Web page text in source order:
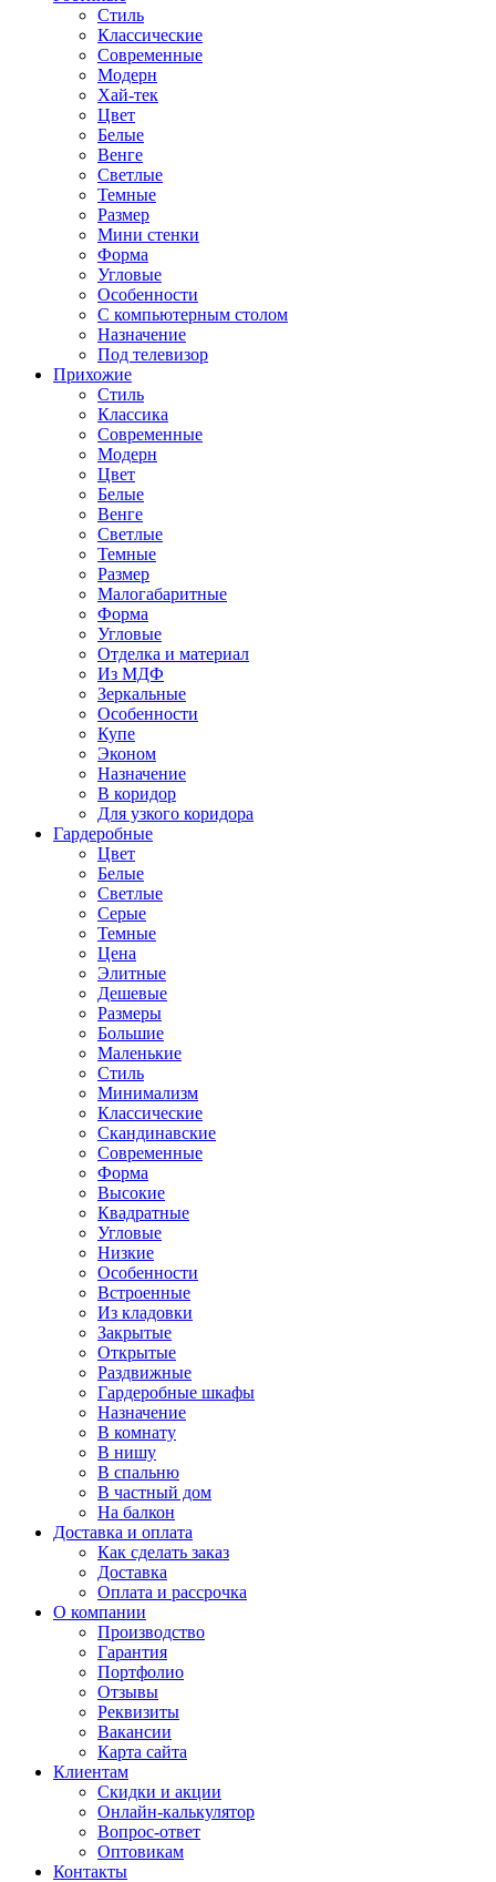
Стиль
Классические
Современные
Модерн
Хай-тек
Цвет
Белые
Венге
Светлые
Темные
Размер
Мини стенки
Форма
Угловые
Особенности
С компьютерным столом
Назначение
Под телевизор
Прихожие
Стиль
Классика
Современные
Модерн
Цвет
Белые
Венге
Светлые
Темные
Размер
Малогабаритные
Форма
Угловые
Отделка и материал
Из МДФ
Зеркальные
Особенности
Купе
Эконом
Назначение
В коридор
Для узкого коридора
Гардеробные
Цвет
Белые
Светлые
Серые
Темные
Цена
Элитные
Дешевые
Размеры
Большие
Маленькие
Стиль
Минимализм
Классические
Скандинавские
Современные
Форма
Высокие
Квадратные
Угловые
Низкие
Особенности
Встроенные
Из кладовки
Закрытые
Открытые
Раздвижные
Гардеробные шкафы
Назначение
В комнату
В нишу
В спальню
В частный дом
На балкон
Доставка и оплата
Как сделать заказ
Доставка
Оплата и рассрочка
О компании
Производство
Гарантия
Портфолио
Отзывы
Реквизиты
Вакансии
Карта сайта
Клиентам
Скидки и акции
Онлайн-калькулятор
Вопрос-ответ
Оптовикам
Контакты